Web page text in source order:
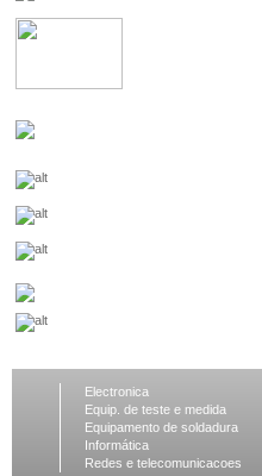
Electronica
Equip. de teste e medida
Equipamento de soldadura
Informática
Redes e telecomunicacoes